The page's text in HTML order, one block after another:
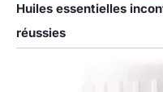
Huiles essentielles
réussies